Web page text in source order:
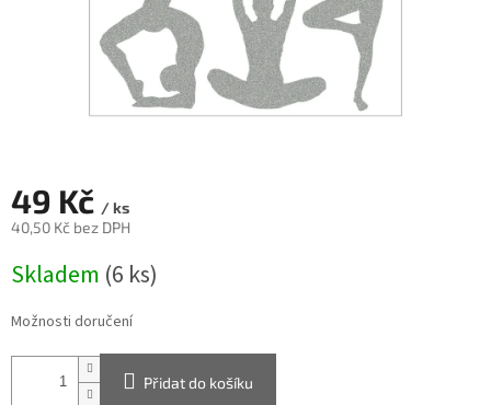
49 Kč / ks
40,50 Kč bez DPH
cena:
Skladem (6 ks)
Možnosti doručení
Přidat do košíku